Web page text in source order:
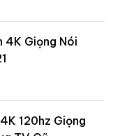
4K Giọng Nói
120hz Giọng